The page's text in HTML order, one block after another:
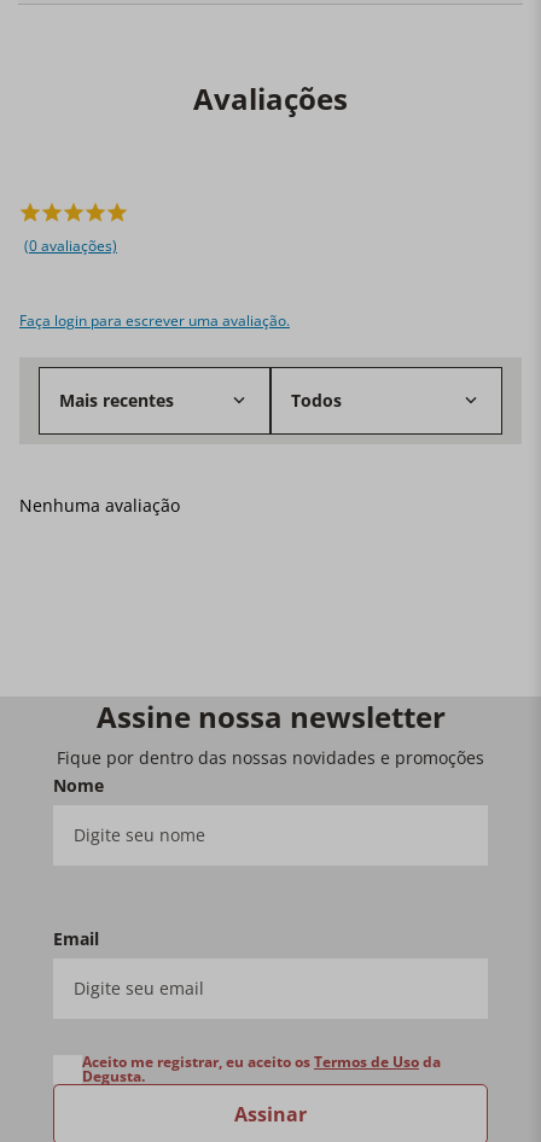
Avaliações
(0 avaliações)
Faça login para escrever uma avaliação.
Mais recentes Todos
Nenhuma avaliação
Assine nossa newsletter
Fique por dentro das nossas novidades e promoções
Nome
Email
Assinar
Aceito me registrar, eu aceito osTermos de Usoda
Degusta.